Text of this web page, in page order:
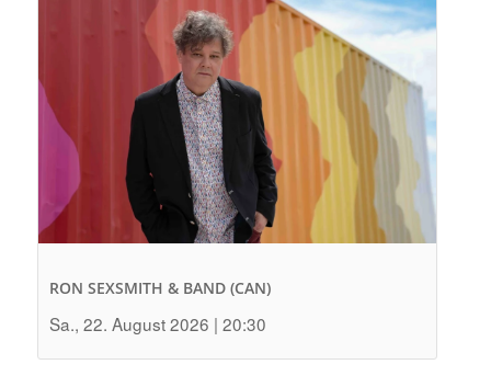
RON SEXSMITH & BAND (CAN)
Sa., 22. August 2026 | 20:30